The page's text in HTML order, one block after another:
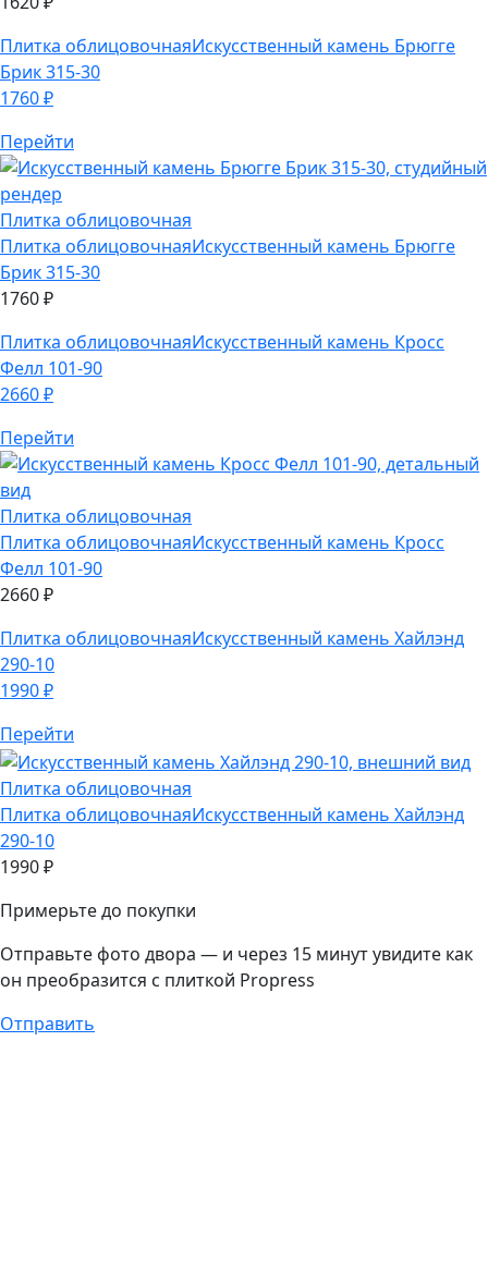
Плитка облицовочная
Плитка облицовочная
Брик 315-30
1760₽
Плитка облицовочная
Фелл 101-90
2660₽
Плитка облицовочная
Плитка облицовочная
Фелл 101-90
2660
Плитка облицовочная
290-10
1990₽
Плитка облицовочная
Плитка облицовочная
290-10
1990₽
Примерьте до покупки
Отправьте фото двора — и через 15 минут увидите как
он преобразится с плиткой Propress
Отправить